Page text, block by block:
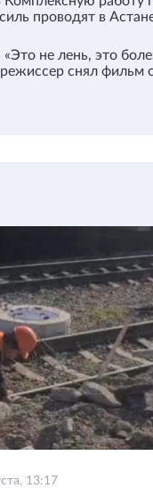
проводят в
«Это не лень, это
режиссер снял фильм
13:17